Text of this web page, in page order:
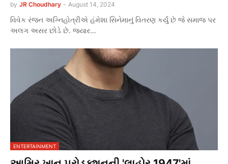
by JR Choudhary - August 14, 2024
વિવેક રંજન અગ્નિહોત્રીએ હંમેશા સિનેમાનું વિતરણ કર્યું છે જે સમાજ પર
અલગ અસર છોડે છે. જ્યાર…
ENTERTAINMENT